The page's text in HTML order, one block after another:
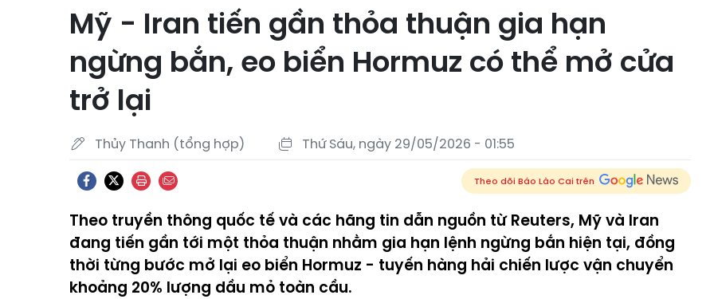
Mỹ - Iran tiến gần thỏa thuận gia hạn
ngừng bắn, eo biển Hormuz có thể mở cửa
trở lại
Thủy Thanh (tổng hợp) Thứ Sáu, ngày 29/05/2026 - 01:55
Theo dõi Báo Lào Cai trên
Theo truyền thông quốc tế và các hãng tin dẫn nguồn từ Reuters, Mỹ và Iran
đang tiến gần tới một thỏa thuận nhằm gia hạn lệnh ngừng bắn hiện tại, đồng
thời từng bước mở lại eo biển Hormuz - tuyến hàng hải chiến lược vận chuyển
khoảng 20% lượng dầu mỏ toàn cầu.